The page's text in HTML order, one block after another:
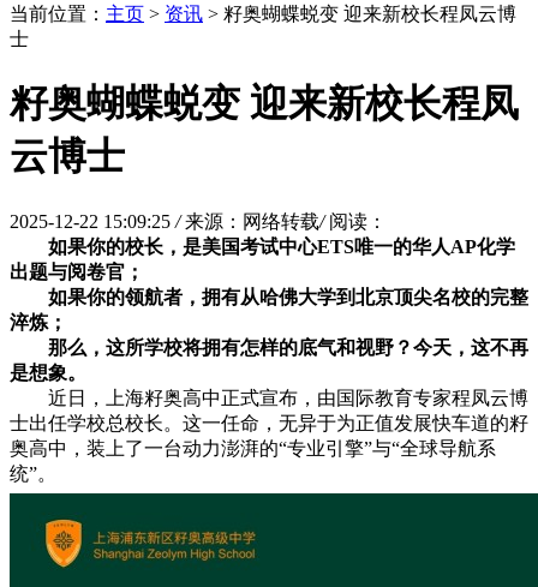
当前位置： 主页 > 资讯 > 籽奥蝴蝶蜕变 迎来新校长程凤云博
士
籽奥蝴蝶蜕变 迎来新校长程凤
云博士
2025-12-22 15:09:25 / 来源：网络转载/ 阅读：
如果你的校长，是美国考试中心ETS唯一的华人AP化学
出题与阅卷官；
如果你的领航者，拥有从哈佛大学到北京顶尖名校的完整
淬炼；
那么，这所学校将拥有怎样的底气和视野？今天，这不再
是想象。
近日，上海籽奥高中正式宣布，由国际教育专家程凤云博
士出任学校总校长。这一任命，无异于为正值发展快车道的籽
奥高中，装上了一台动力澎湃的“专业引擎”与“全球导航系
统”。